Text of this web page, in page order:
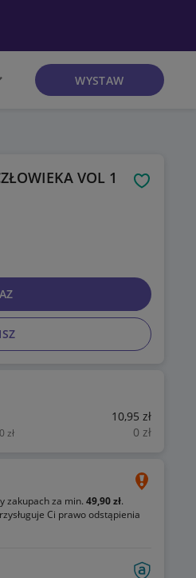
WYSTAW
VOL 1 Obserwuj
10,95 zł
zł 0 zł
zakupach za min. 49,90 zł.
Ci prawo odstąpienia